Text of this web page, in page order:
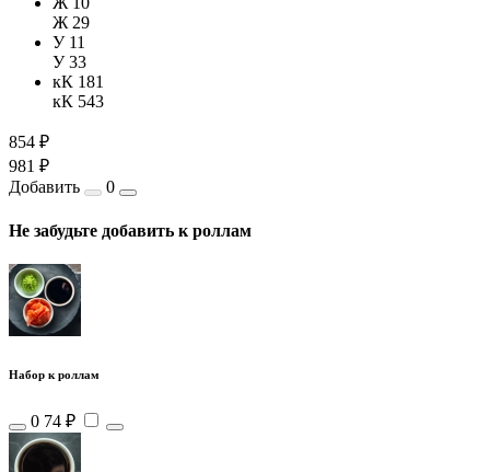
Ж 29
У 11
У 33
кК 181
кК 543
854 ₽
981 ₽
Добавить
0
Не забудьте добавить к роллам
Набор к роллам
0 74 ₽